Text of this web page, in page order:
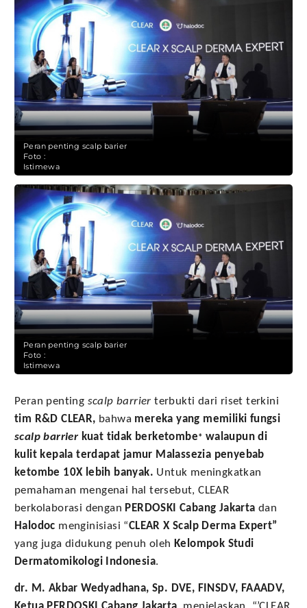
Peran penting scalp barier
Foto :
Istimewa
Peran penting scalp barier
Foto :
Istimewa
Peran penting scalp barrier terbukti dari riset terkini
tim R&D CLEAR, bahwa mereka yang memiliki fungsi
scalp barrier kuat tidak berketombe* walaupun di
kulit kepala terdapat jamur Malassezia penyebab
ketombe 10X lebih banyak. Untuk meningkatkan
pemahaman mengenai hal tersebut, CLEAR
berkolaborasi dengan PERDOSKI Cabang Jakarta dan
Halodoc menginisiasi “CLEAR X Scalp Derma Expert”
yang juga didukung penuh oleh Kelompok Studi
Dermatomikologi Indonesia.
dr. M. Akbar Wedyadhana, Sp. DVE, FINSDV, FAAADV,